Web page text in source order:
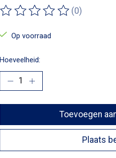
De beoordeling van dit
(0)
Op voorraad
Hoeveelheid:
Toevoegen
Plaats